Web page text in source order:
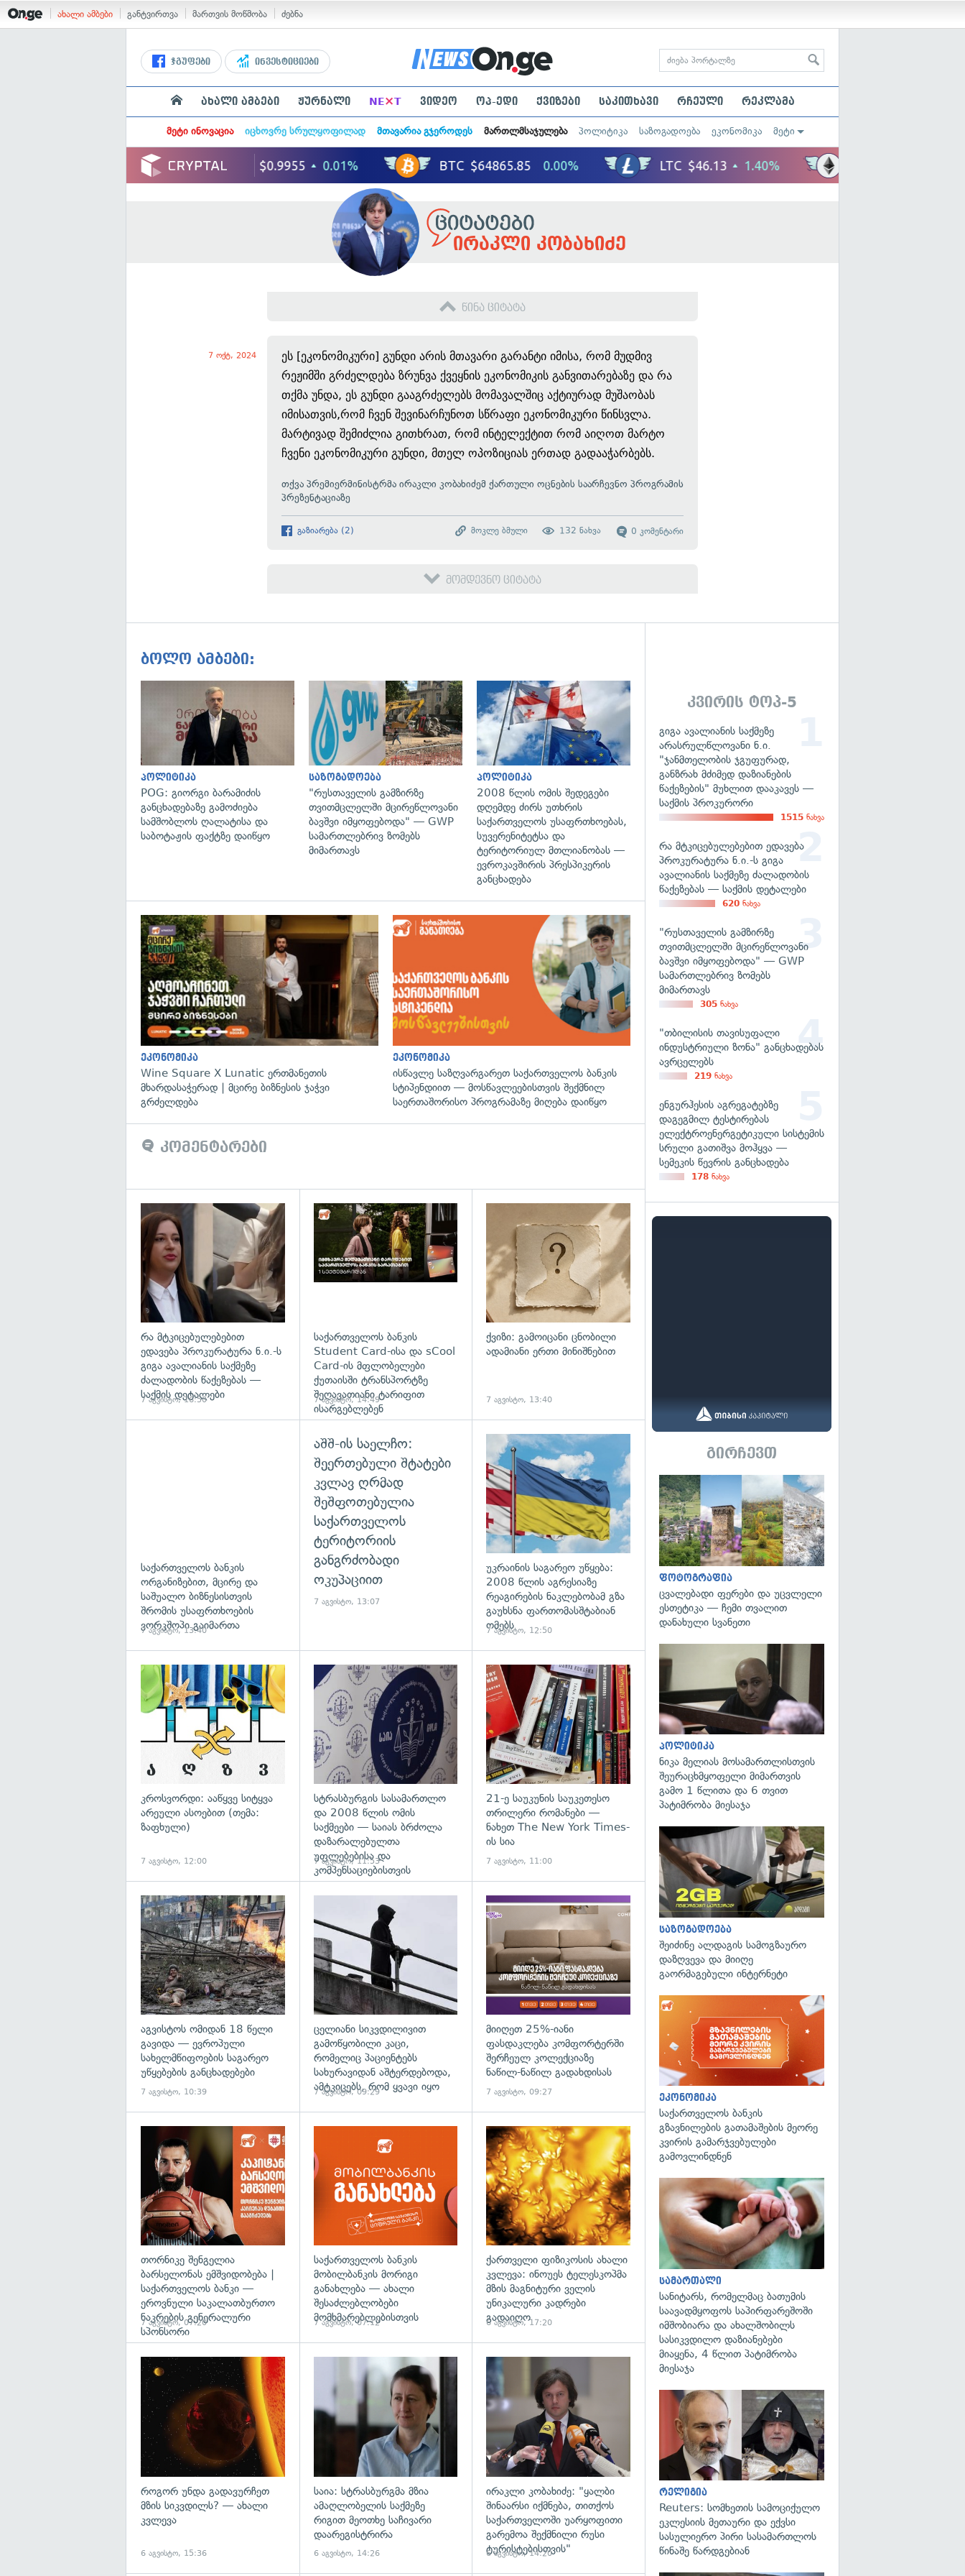
ახალი ამბები განტვირთვა მართვის მოწმობა ძებნა
ჯგუფები ინვესტიციები
ახალი ამბები ჟურნალი NE×T ვიდეო ოპ-ედი ქვიზები საკითხავი რჩეული რეკლამა
მეტი ინოვაცია იცხოვრე სრულყოფილად მთავარია გჯეროდეს მართლმსაჯულება პოლიტიკა საზოგადოება ეკონომიკა მეტი
ირაკლი კობახიძე
წინა ციტატა
7 ოქტ, 2024
ეს [ეკონომიკური] გუნდი არის მთავარი გარანტი იმისა, რომ მუდმივ
რეჟიმში გრძელდება ზრუნვა ქვეყნის ეკონომიკის განვითარებაზე და რა
თქმა უნდა, ეს გუნდი გააგრძელებს მომავალშიც აქტიურად მუშაობას
იმისათვის,რომ ჩვენ შევინარჩუნოთ სწრაფი ეკონომიკური წინსვლა.
მარტივად შემიძლია გითხრათ, რომ ინტელექტით რომ აიღოთ მარტო
ჩვენი ეკონომიკური გუნდი, მთელ ოპოზიციას ერთად გადააჭარბებს.
თქვა პრემიერმინისტრმა ირაკლი კობახიძემ ქართული ოცნების საარჩევნო პროგრამის
პრეზენტაციაზე
გაზიარება (2) 0 კომენტარი
132 ნახვა
მოკლე ბმული
მომდევნო ციტატა
ბოლო ამბები:
გადახედვა
პოლიტიკა
POG: გიორგი ბარამიძის
განცხადებაზე გამოძიება
სამშობლოს ღალატისა და
საბოტაჟის ფაქტზე დაიწყო
გადახედვა
საზოგადოება
"რუსთაველის გამზირზე
თვითმცლელში მცირეწლოვანი
ბავშვი იმყოფებოდა" — GWP
სამართლებრივ ზომებს
მიმართავს
გადახედვა
პოლიტიკა
2008 წლის ომის შედეგები
დღემდე ძირს უთხრის
საქართველოს უსაფრთხოებას,
სუვერენიტეტსა და
ტერიტორიულ მთლიანობას —
ევროკავშირის პრესპიკერის
განცხადება
ეკონომიკა
Wine Square X Lunatic ერთმანეთის
მხარდასაჭერად | მცირე ბიზნესის ჯაჭვი
გრძელდება
ეკონომიკა
ისწავლე საზღვარგარეთ საქართველოს ბანკის
სტიპენდიით — მოსწავლეებისთვის შექმნილ
საერთაშორისო პროგრამაზე მიღება დაიწყო
კომენტარები
გადახედვა
რა მტკიცებულებებით
ედავება პროკურატურა ნ.ი.-ს
გიგა ავალიანის საქმეზე
ძალადობის წაქეზებას —
საქმის დეტალები
7 აგვისტო, 16:50
საქართველოს ბანკის
Student Card-ისა და sCool
Card-ის მფლობელები
ქუთაისში ტრანსპორტზე
შეღავათიანი ტარიფით
ისარგებლებენ
7 აგვისტო, 14:49
ქვიზი: გამოიცანი ცნობილი
ადამიანი ერთი მინიშნებით
7 აგვისტო, 13:40
საქართველოს ბანკის
ორგანიზებით, მცირე და
საშუალო ბიზნესისთვის
შრომის უსაფრთხოების
ვორკშოპი გაიმართა
7 აგვისტო, 13:40
აშშ-ის საელჩო:
შეერთებული შტატები
კვლავ ღრმად
შეშფოთებულია
საქართველოს
ტერიტორიის
განგრძობადი
ოკუპაციით
7 აგვისტო, 13:07
უკრაინის საგარეო უწყება:
2008 წლის აგრესიაზე
რეაგირების ნაკლებობამ გზა
გაუხსნა ფართომასშტაბიან
ომებს
7 აგვისტო, 12:50
გადახედვა
კროსვორდი: ააწყვე სიტყვა
არეული ასოებით (თემა:
ზაფხული)
7 აგვისტო, 12:00
გადახედვა
სტრასბურგის სასამართლო
და 2008 წლის ომის
საქმეები — საიას ბრძოლა
დაზარალებულთა
უფლებებისა და
კომპენსაციებისთვის
7 აგვისტო, 11:53
21-ე საუკუნის საუკეთესო
თრილერი რომანები —
ნახეთ The New York Times-
ის სია
7 აგვისტო, 11:00
აგვისტოს ომიდან 18 წელი
გავიდა — ევროპული
სახელმწიფოების საგარეო
უწყებების განცხადებები
7 აგვისტო, 10:39
გადახედვა
ცელიანი სიკვდილივით
გამოწყობილი კაცი,
რომელიც პაციენტებს
სახურავიდან აშტერდებოდა,
ამტკიცებს, რომ ყვავი იყო
7 აგვისტო, 09:29
მიიღეთ 25%-იანი
ფასდაკლება კომფორტერში
შერჩეულ კოლექციაზე
ნაწილ-ნაწილ გადახდისას
7 აგვისტო, 09:27
თორნიკე შენგელია
ბარსელონას ემშვიდობება |
საქართველოს ბანკი —
ეროვნული საკალათბურთო
ნაკრების გენერალური
სპონსორი
7 აგვისტო, 07:20
საქართველოს ბანკის
მობილბანკის მორიგი
განახლება — ახალი
შესაძლებლობები
მომხმარებლებისთვის
7 აგვისტო, 07:12
გადახედვა
ქართველი ფიზიკოსის ახალი
კვლევა: ინოუეს ტელესკოპმა
მზის მაგნიტური ველის
უნიკალური კადრები
გადაიღო
6 აგვისტო, 17:20
როგორ უნდა გადავურჩეთ
მზის სიკვდილს? — ახალი
კვლევა
6 აგვისტო, 15:36
გადახედვა
საია: სტრასბურგმა მზია
ამაღლობელის საქმეზე
რიგით მეოთხე საჩივარი
დაარეგისტრირა
6 აგვისტო, 14:26
გადახედვა
ირაკლი კობახიძე: "ყალბი
შინაარსი იქმნება, თითქოს
საქართველოში უარყოფითი
გარემოა შექმნილი რუსი
ტურისტებისთვის"
6 აგვისტო, 14:20
კვირის ტოპ-5
გიგა ავალიანის საქმეზე
არასრულწლოვანი ნ.ი.
"ჯანმთელობის ჯგუფურად,
განზრახ მძიმედ დაზიანების
წაქეზების" მუხლით დააკავეს —
საქმის პროკურორი
1515 ნახვა
რა მტკიცებულებებით ედავება
პროკურატურა ნ.ი.-ს გიგა
ავალიანის საქმეზე ძალადობის
წაქეზებას — საქმის დეტალები
620 ნახვა
"რუსთაველის გამზირზე
თვითმცლელში მცირეწლოვანი
ბავშვი იმყოფებოდა" — GWP
სამართლებრივ ზომებს
მიმართავს
305 ნახვა
"თბილისის თავისუფალი
ინდუსტრიული ზონა" განცხადებას
ავრცელებს
219 ნახვა
ენგურჰესის აგრეგატებზე
დაგეგმილ ტესტირებას
ელექტროენერგეტიკული სისტემის
სრული გათიშვა მოჰყვა —
სემეკის წევრის განცხადება
178 ნახვა
გირჩევთ
ფოტოგრაფია
ცვალებადი ფერები და უცვლელი
ესთეტიკა — ჩემი თვალით
დანახული სვანეთი
პოლიტიკა
ნიკა მელიას მოსამართლისთვის
შეურაცხმყოფელი მიმართვის
გამო 1 წლითა და 6 თვით
პატიმრობა მიესაჯა
საზოგადოება
შეიძინე ალდაგის სამოგზაურო
დაზღვევა და მიიღე
გაორმაგებული ინტერნეტი
ეკონომიკა
საქართველოს ბანკის
გზავნილების გათამაშების მეორე
კვირის გამარჯვებულები
გამოვლინდნენ
სამართალი
სანიტარს, რომელმაც ბათუმის
საავადმყოფოს საპირფარეშოში
იმშობიარა და ახალშობილს
სასიკვდილო დაზიანებები
მიაყენა, 4 წლით პატიმრობა
მიესაჯა
რელიგია
Reuters: სომხეთის სამოციქულო
ეკლესიის მეთაური და ექვსი
სასულიერო პირი სასამართლოს
წინაშე წარდგებიან